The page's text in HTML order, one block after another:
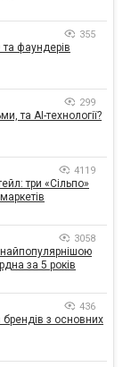
355
фаундерів
299
та AI-технології?
4119
три «Сільпо»
3058
за 5 років
436
з основних